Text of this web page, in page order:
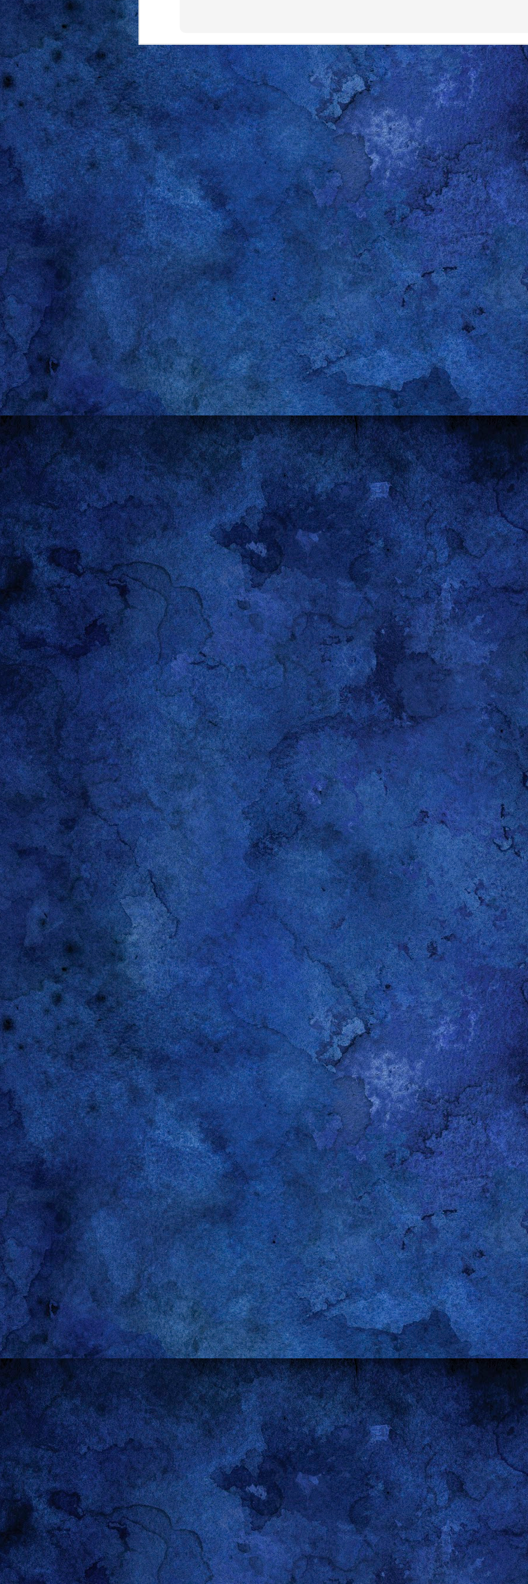
Gepostet vor5th February 2022vonGerold Penz
0 Kommentar hinzufügen
DEC
15
Amazon Prime Instant Video im Firefox ansehen mit Ubuntu
Der ursprüngliche Tipp kommt vonpraxistipps.chip.de.
Hier die Befehle um (auch) Silverlight für Firefox zu aktivieren:
sudo su -
apt-get remove pipelight
apt-add-repository ppa:pipelight/stable
apt-get update
apt-get install --install-recommends pipelight-multi
pipelight-plugin --update
pipelight-plugin --enable flash
pipelight-plugin --enable widevine
pipelight-plugin --enable silverlight5.1
lg
Gerold
:-)
Gepostet vor15th December 2014 vonGerold Penz
Labels:Browser Firefox Internet Linux Linux Mint Streaming Ubuntu
0 Kommentar hinzufügen
OCT
12
Duschgelkäfig - kleine Holzarbeit
Jetzt ist es genug! Das Duschgel ist mir einmal zu oft herunter
Etwas Holz und Heißkleber. ;-) Zum Schluß noch ein
das Holz gegen die Feuchtigkeit zu schützen. Fertig ist der
lg Gerold :-)
Gepostet vor12th October 2014vonGerold Penz
Labels:Holzarbeit
0 Kommentar hinzufügen
DEC
28
Raspberry Pi - Bildschirm einschalten/ausschalten
Hallo!
Der Bildschirm ist am Raspberry Pi über die HDMI-Buchse und einem DVI-Adapter
programmgesteuert ein-/auschalten — nicht nur schwärzen. Der Bildschirm soll in den
Raspberry Pi zeigt eine Website im Browser an.
Die Lösung habe ich hier gefunden:http://the-martins.org/?p=81
Monitor ausschalten:
# /opt/vc/bin/tvservice -p # wird bei mir nicht benötigt
/opt/vc/bin/tvservice -o
Monitor einschalten:
/opt/vc/bin/tvservice -p
chvt 1
chvt 7
Danke :-)
Gepostet vor28th December 2013vonGerold Penz
Labels:Linux Raspberry Pi
0 Kommentar hinzufügen
DEC
28
Raspberry Pi - Schwarzen Bildschirm deaktivieren
Hallo!
Raspberry Pi, wenn es direkt in die grafische Oberfläche bootet, schaltet nach kurzer
“schwarz”, wenn man die Maus nicht bewegt oder keine Eingabe mit der Tastatur macht.
immer ein haben möchte, dann muss man das einstellen.
Diese Forenbeiträge haben mir geholfen, die Lösung zu finden:http://
f=66&t=18200
Rasadmin hat die Lösung gepostet:
sudo nano /etc/lightdm/lightdm.conf